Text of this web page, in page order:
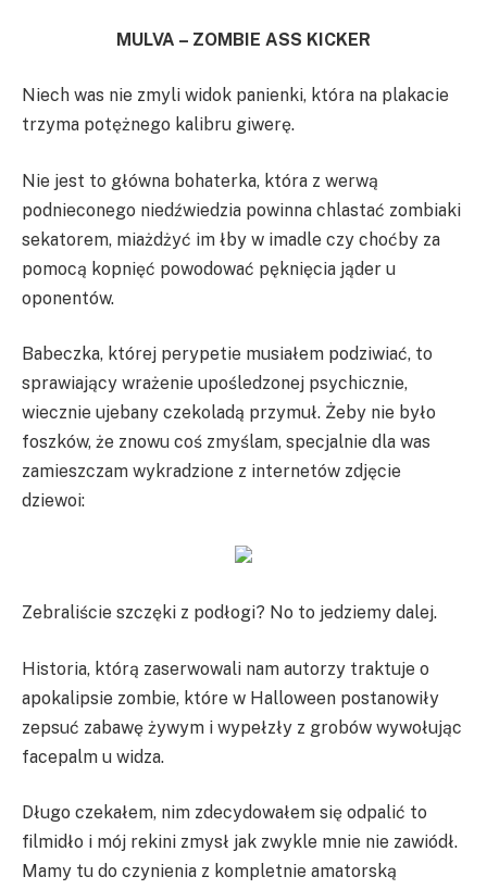
MULVA – ZOMBIE ASS KICKER
Niech was nie zmyli widok panienki, która na plakacie
trzyma potężnego kalibru giwerę.
Nie jest to główna bohaterka, która z werwą
podnieconego niedźwiedzia powinna chlastać zombiaki
sekatorem, miażdżyć im łby w imadle czy choćby za
pomocą kopnięć powodować pęknięcia jąder u
oponentów.
Babeczka, której perypetie musiałem podziwiać, to
sprawiający wrażenie upośledzonej psychicznie,
wiecznie ujebany czekoladą przymuł. Żeby nie było
foszków, że znowu coś zmyślam, specjalnie dla was
zamieszczam wykradzione z internetów zdjęcie
dziewoi:
Zebraliście szczęki z podłogi? No to jedziemy dalej.
Historia, którą zaserwowali nam autorzy traktuje o
apokalipsie zombie, które w Halloween postanowiły
zepsuć zabawę żywym i wypełzły z grobów wywołując
facepalm u widza.
Długo czekałem, nim zdecydowałem się odpalić to
filmidło i mój rekini zmysł jak zwykle mnie nie zawiódł.
Mamy tu do czynienia z kompletnie amatorską